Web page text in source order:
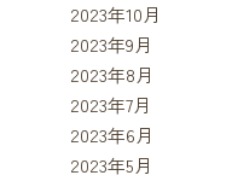
2023年10月
2023年9月
2023年8月
2023年7月
2023年6月
2023年5月